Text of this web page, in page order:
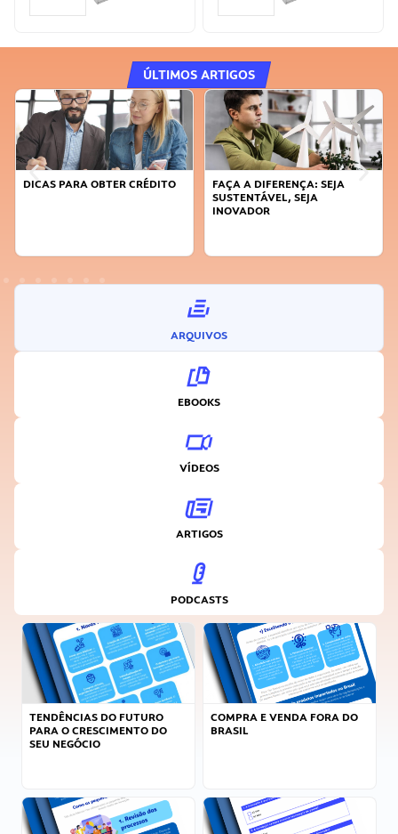
ÚLTIMOS ARTIGOS
DICAS PARA OBTER CRÉDITO
FAÇA A DIFERENÇA: SEJA
SUSTENTÁVEL, SEJA
INOVADOR
ARQUIVOS
EBOOKS
VÍDEOS
ARTIGOS
PODCASTS
TENDÊNCIAS DO FUTURO
PARA O CRESCIMENTO DO
SEU NEGÓCIO
COMPRA E VENDA FORA DO
BRASIL